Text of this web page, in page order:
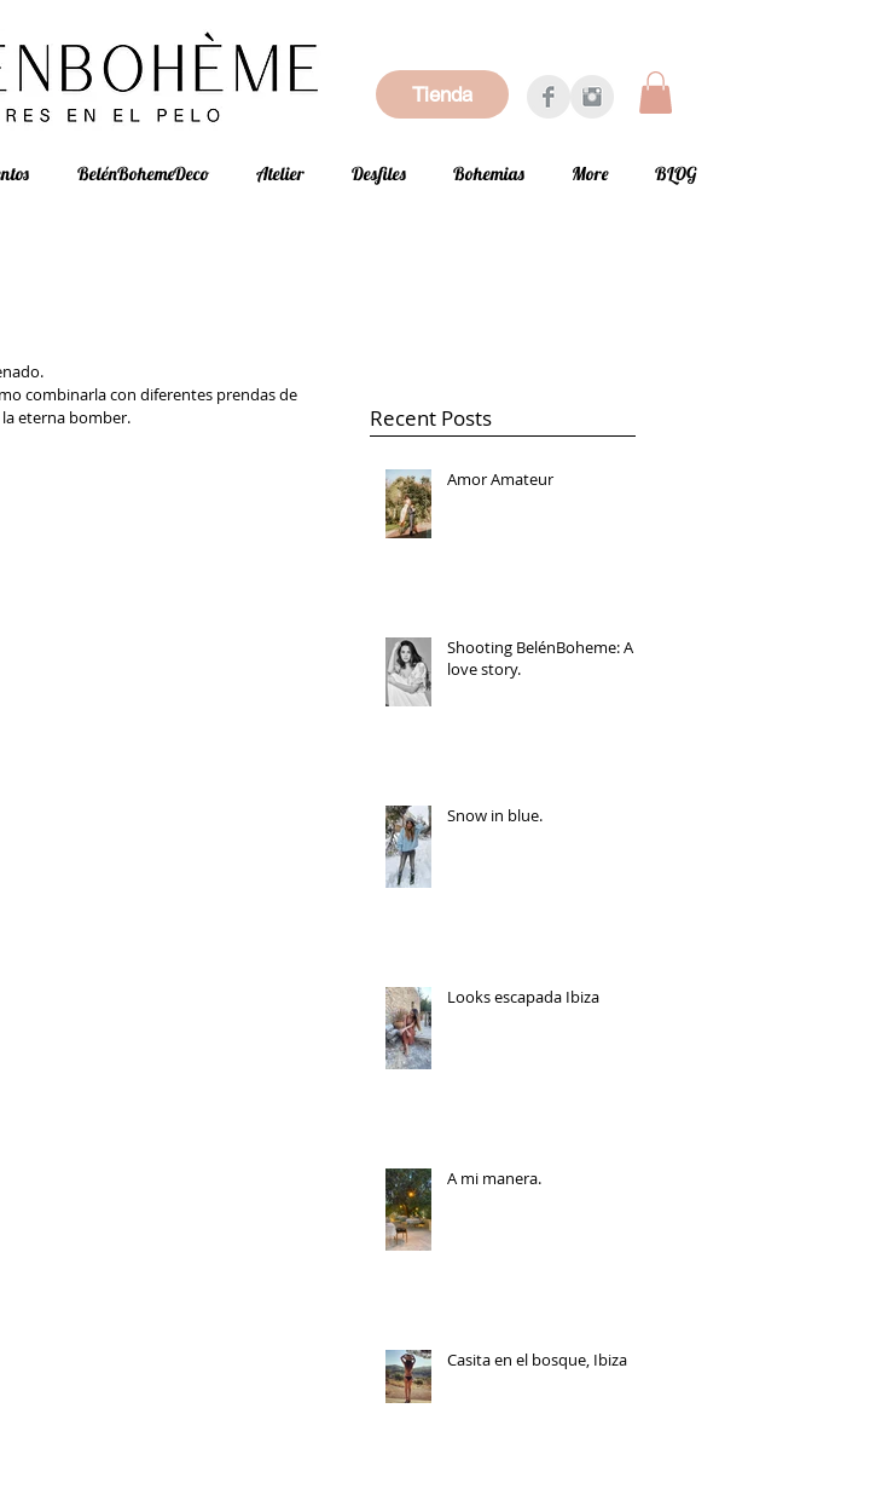
Tienda
BelénBohemeDeco Atelier Desfiles Bohemias More BLOG
combinarla con diferentes prendas de
eterna bomber.
Recent Posts
Amor Amateur
Shooting BelénBoheme: A
love story.
Snow in blue.
Looks escapada Ibiza
A mi manera.
Casita en el bosque, Ibiza